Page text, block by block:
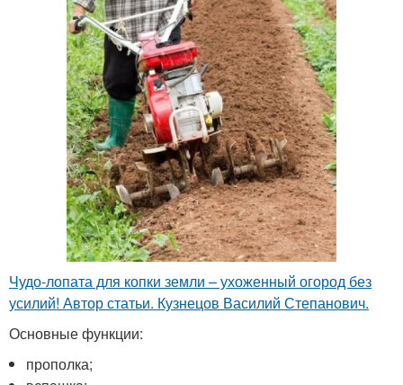
Чудо-лопата для копки земли – ухоженный огород без
усилий! Автор статьи. Кузнецов Василий Степанович.
Основные функции:
прополка;